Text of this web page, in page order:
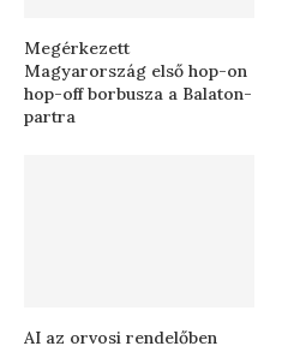
Megérkezett
Magyarország első hop-on
hop-off borbusza a Balaton-
partra
AI az orvosi rendelőben